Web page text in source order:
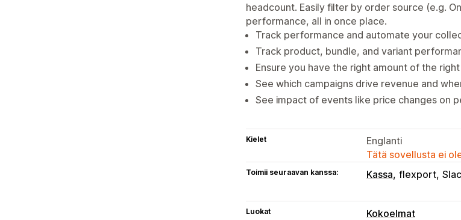
headcount. Easily filter by order source (e.g.
performance, all in once place.
Track performance and automate your
Track product, bundle, and variant
Ensure you have the right amount of the
See which campaigns drive revenue and
See impact of events like price changes on
Kielet
Englanti
Tätä sovellusta ei
Toimii seuraavan kanssa: Kassa flexport
Luokat Kokoelmat